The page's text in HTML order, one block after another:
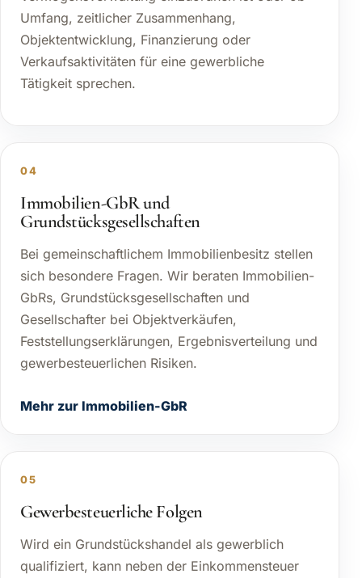
Umfang, zeitlicher Zusammenhang,
Objektentwicklung, Finanzierung oder
Verkaufsaktivitäten für eine gewerbliche
Tätigkeit sprechen.
04
Immobilien-GbR und
Grundstücksgesellschaften
Bei gemeinschaftlichem Immobilienbesitz stellen
sich besondere Fragen. Wir beraten Immobilien-
GbRs, Grundstücksgesellschaften und
Gesellschafter bei Objektverkäufen,
Feststellungserklärungen, Ergebnisverteilung und
gewerbesteuerlichen Risiken.
Mehr zur Immobilien-GbR
05
Gewerbesteuerliche Folgen
Wird ein Grundstückshandel als gewerblich
qualifiziert, kann neben der Einkommensteuer